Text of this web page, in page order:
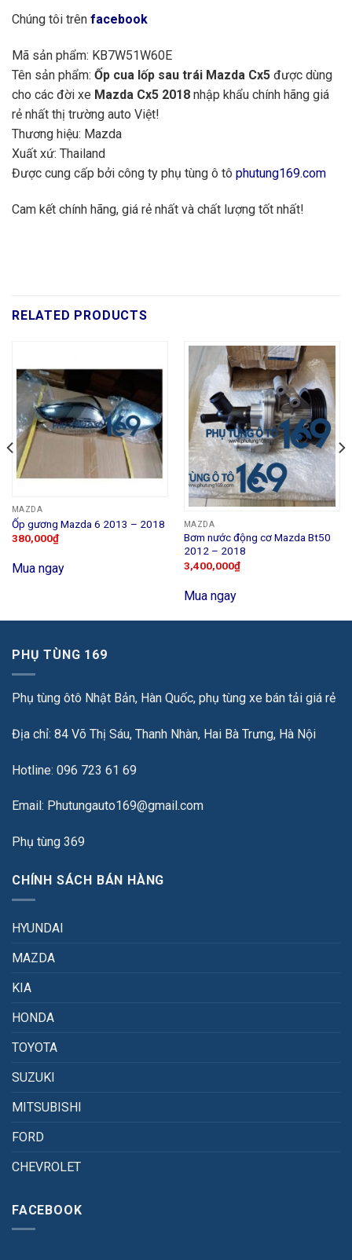
Chúng tôi trên facebook
Mã sản phẩm: KB7W51W60E
Tên sản phẩm: Ốp cua lốp sau trái Mazda Cx5 được dùng
cho các đời xe Mazda Cx5 2018 nhập khẩu chính hãng giá
rẻ nhất thị trường auto Việt!
Thương hiệu: Mazda
Xuất xứ: Thailand
Được cung cấp bởi công ty phụ tùng ô tô phutung169.com
Cam kết chính hãng, giá rẻ nhất và chất lượng tốt nhất!
RELATED PRODUCTS
MAZDA
Ốp gương Mazda 6 2013 – 2018
380,000₫
Mua ngay
MAZDA
Bơm nước động cơ Mazda Bt50
2012 – 2018
3,400,000₫
Mua ngay
PHỤ TÙNG 169
Phụ tùng ôtô Nhật Bản, Hàn Quốc, phụ tùng xe bán tải giá rẻ
Địa chỉ: 84 Võ Thị Sáu, Thanh Nhàn, Hai Bà Trưng, Hà Nội
Hotline: 096 723 61 69
Email: Phutungauto169@gmail.com
Phụ tùng 369
CHÍNH SÁCH BÁN HÀNG
HYUNDAI
MAZDA
KIA
HONDA
TOYOTA
SUZUKI
MITSUBISHI
FORD
CHEVROLET
FACEBOOK